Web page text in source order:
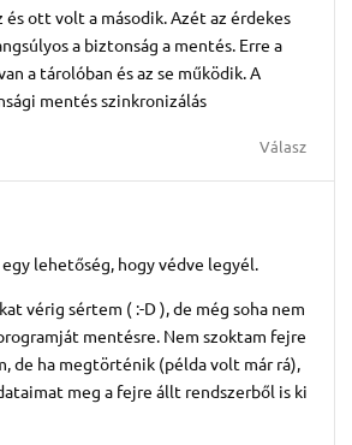
ott volt a második. Azét az érdekes
a biztonság a mentés. Erre a
a tárolóban és az se működik. A
mentés szinkronizálás
Válasz
lehetőség, hogy védve legyél.
vérig sértem ( :-D ), de még soha nem
mentésre. Nem szoktam fejre
de ha megtörténik (példa volt már rá),
meg a fejre állt rendszerből is ki